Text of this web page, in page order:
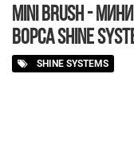
MINI BRUSH -
ВОРСА SHINE
SHINE SYSTEMS